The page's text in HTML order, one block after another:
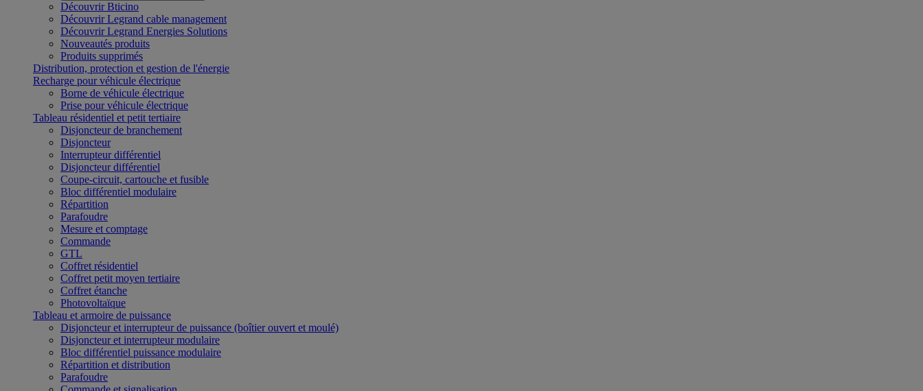
Découvrir Bticino
Découvrir Legrand cable management
Découvrir Legrand Energies Solutions
Nouveautés produits
Produits supprimés
Distribution, protection et gestion de l'énergie
Recharge pour véhicule électrique
Borne de véhicule électrique
Prise pour véhicule électrique
Tableau résidentiel et petit tertiaire
Disjoncteur de branchement
Disjoncteur
Interrupteur différentiel
Disjoncteur différentiel
Coupe-circuit, cartouche et fusible
Bloc différentiel modulaire
Répartition
Parafoudre
Mesure et comptage
Commande
GTL
Coffret résidentiel
Coffret petit moyen tertiaire
Coffret étanche
Photovoltaïque
Tableau et armoire de puissance
Disjoncteur et interrupteur de puissance (boîtier ouvert et moulé)
Disjoncteur et interrupteur modulaire
Bloc différentiel puissance modulaire
Répartition et distribution
Parafoudre